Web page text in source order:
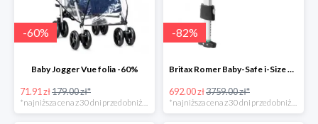
-60%
Baby Jogger Vue folia -60%
71.91 zł179.00 zł*
*najniższa cena z 30 dni przed obniżką
-82%
Britax Romer Baby-Safe i-Size Flex Base -82%
692.00 zł3759.00 zł*
*najniższa cena z 30 dni przed obniżką